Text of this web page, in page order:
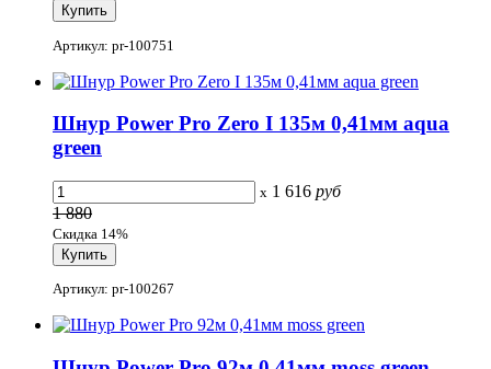
Артикул: pr-100751
Шнур Power Pro Zero I 135м 0,41мм aqua
green
x 1 616 руб
1 880
Скидка 14%
Артикул: pr-100267